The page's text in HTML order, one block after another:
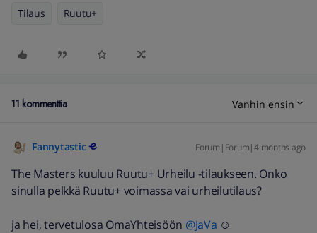
Tilaus Ruutu+
11 kommenttia Vanhin ensin
Fannytastic Forum|Forum|4 months ago
The Masters kuuluu Ruutu+ Urheilu -tilaukseen. Onko
sinulla pelkkä Ruutu+ voimassa vai urheilutilaus?
ja hei, tervetulosa OmaYhteisöön ​ @JaVa ☺️